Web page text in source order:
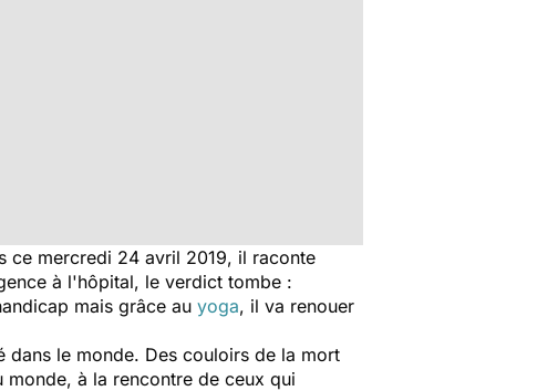
ce mercredi 24 avril 2019, il raconte
à l'hôpital, le verdict tombe :
mais grâce au yoga, il va renouer
le monde. Des couloirs de la mort
à la rencontre de ceux qui